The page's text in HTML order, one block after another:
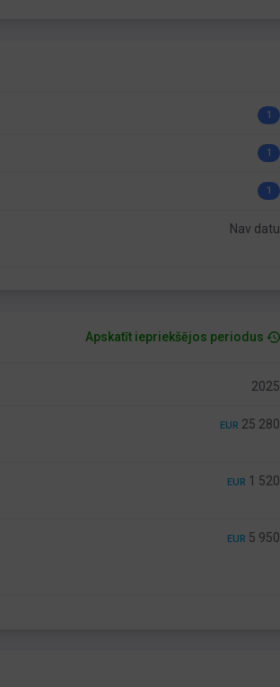
1
1
1
Nav datu
Apskatīt iepriekšējos periodus
2025
EUR 25 280
EUR 1 520
EUR 5 950